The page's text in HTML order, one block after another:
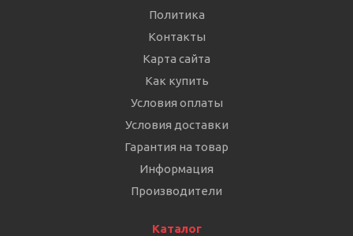
Политика
Контакты
Карта сайта
Как купить
Условия оплаты
Условия доставки
Гарантия на товар
Информация
Производители
Каталог